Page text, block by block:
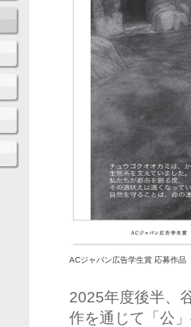
ACジャパン広告学生賞 応募作
2025年度後半、
作を通じて「公